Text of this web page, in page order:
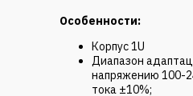
Особенности:
Корпус 1U
Диапазон
напряжению 100-
тока ±10%;